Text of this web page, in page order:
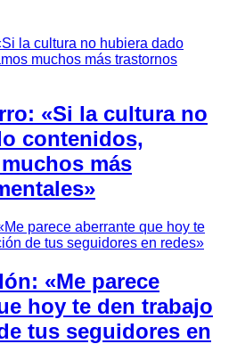
«Si la cultura no
contenidos,
más
«Me parece
hoy te den trabajo
tus seguidores en